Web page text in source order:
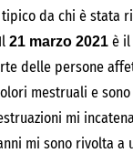
da chi è stata
21 marzo 2021 è il
delle persone
mestruali e
mi
mi sono rivolta